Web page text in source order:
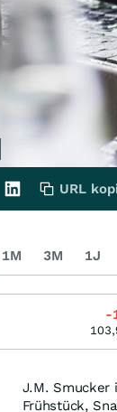
J.M. Smucker
Frühstück,
URL
1M 3M 1J
-